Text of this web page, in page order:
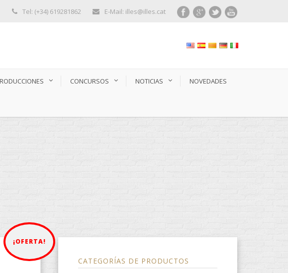
Tel: (+34) 619281862 E-Mail: illes@illes.cat
CONCURSOS NOTICIAS NOVEDADES
¡OFERTA!
CATEGORÍAS DE PRODUCTOS